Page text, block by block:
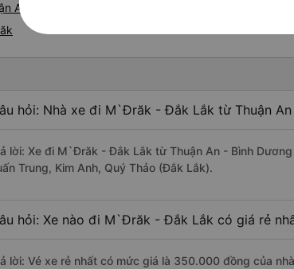
An nhanh và uy tín nhất
hỏi: Nhà xe đi M`Đrăk - Đắk Lắk từ Thuận
lời: Xe đi M`Đrăk - Đắk Lắk từ Thuận An - Bình
Trung, Kim Anh, Quý Thảo (Đắk Lắk).
hỏi: Xe nào đi M`Đrăk - Đắk Lắk có giá rẻ
lời: Vé xe rẻ nhất có mức giá là 350.000 đồng của